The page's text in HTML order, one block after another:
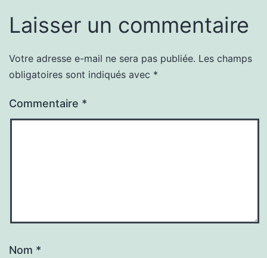
Laisser un commentaire
Votre adresse e-mail ne sera pas publiée. Les champs
obligatoires sont indiqués avec *
Commentaire *
Nom *